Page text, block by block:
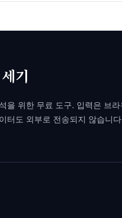
기
을 위한 무료 도구. 입력은 브
터도 외부로 전송되지 않습니